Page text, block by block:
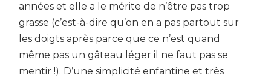
années et elle a le mérite de n’être pas trop
grasse (c’est-à-dire qu’on en a pas partout sur
les doigts après parce que ce n’est quand
même pas un gâteau léger il ne faut pas se
mentir !). D’une simplicité enfantine et très